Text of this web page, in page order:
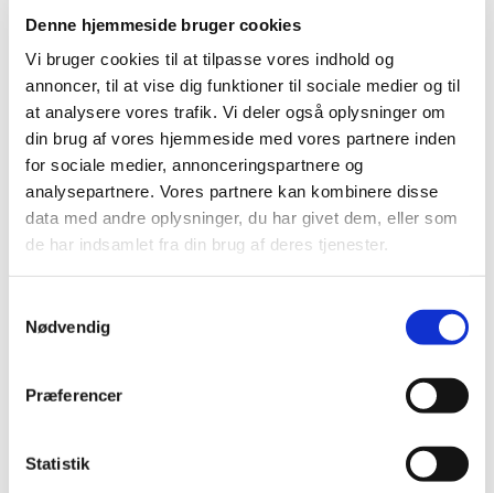
Denne hjemmeside bruger cookies
Vi bruger cookies til at tilpasse vores indhold og
annoncer, til at vise dig funktioner til sociale medier og til
at analysere vores trafik. Vi deler også oplysninger om
din brug af vores hjemmeside med vores partnere inden
for sociale medier, annonceringspartnere og
analysepartnere. Vores partnere kan kombinere disse
data med andre oplysninger, du har givet dem, eller som
de har indsamlet fra din brug af deres tjenester.
Nødvendig
Præferencer
Statistik
generelt tilskud
| 10. december 2018
Lægemiddelstyrelsen har besluttet, at Fixopost i
enkeltdosisbeholdere uden konserveringsmiddel skal
…
Tilskud til medicinsk cannabis i
forsøgsordningen træder i kraft den 1. januar
2019
|10. december 2018 |
TID
2025 (158)